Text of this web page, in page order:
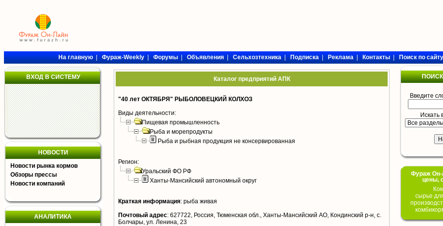
На главную|Фураж-Weekly|Форумы|Объявления|Сельхозтехника|Подписка|Реклама|Контакты|Поиск по сайту
ВХОД В СИСТЕМУ
НОВОСТИ
Новости рынка кормов
Обзоры прессы
Новости компаний
АНАЛИТИКА
Каталог предприятий АПК
"40 лет ОКТЯБРЯ" РЫБОЛОВЕЦКИЙ КОЛХОЗ
Виды деятельности:
Пищевая промышленность
Рыба и морепродукты
Рыба и рыбная продукция не консервированная
Регион:
Уральский ФО РФ
Ханты-Мансийский автономный округ
Краткая информация: рыба живая
Почтовый адрес: 627722, Россия, Тюменская обл., Ханты-Мансийский АО, Кондинский р-н, с.
Болчары, ул. Ленина, 23
Введите
Искать
Фураж Он-
цены,
сырье